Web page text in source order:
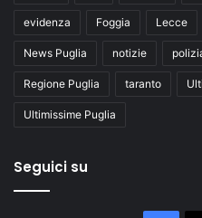
evidenza Foggia Lecce
News Puglia notizie
Regione Puglia taranto
Ultimissime Puglia
Seguici su